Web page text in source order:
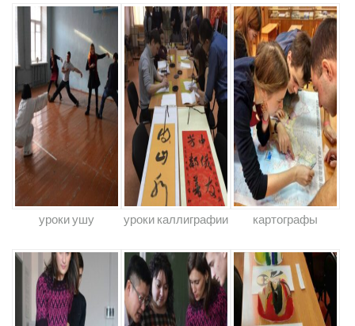
уроки ушу уроки каллиграфии картографы